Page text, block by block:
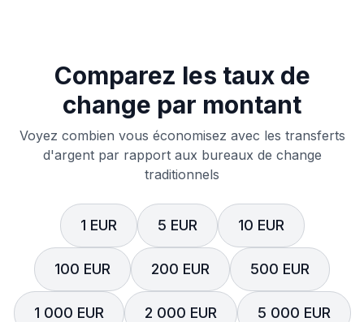
Comparez les taux de
change par montant
Voyez combien vous économisez avec les transferts
d'argent par rapport aux bureaux de change
traditionnels
1 EUR 5 EUR 10 EUR
100 EUR 200 EUR 500 EUR
1 000 EUR 2 000 EUR 5 000 EUR